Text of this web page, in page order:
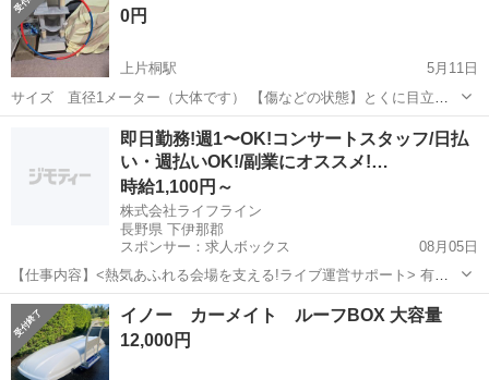
のみ ...
0円
上片桐駅
5月11日
サイズ 直径1メーター（大体です） 【傷などの状態】とくに目立っ
た傷はありません。 【アピールポイント】状態はいいのでまだまだ使
方に合わせます 上記の条...
下伊那郡 上片桐駅 フィットネス、トレーニング
即日勤務!週1〜OK!コンサートスタッフ/日払
い・週払いOK!/副業にオススメ!…
時給1,100円～
株式会社ライフライン
長野県 下伊那郡
スポンサー：求人ボックス
08月05日
【仕事内容】<熱気あふれる会場を支える!ライブ運営サポート> 有名
アーティストのライブやコンサート会場で、来場者のご案内やグッズ
販売などのサポート業務を行います。 <働きやすいポイント> ・1日だ
けのド短期OK!空いた日だけサクッ...
アルバイト・パート
イノー カーメイト ルーフBOX 大容量
12,000円